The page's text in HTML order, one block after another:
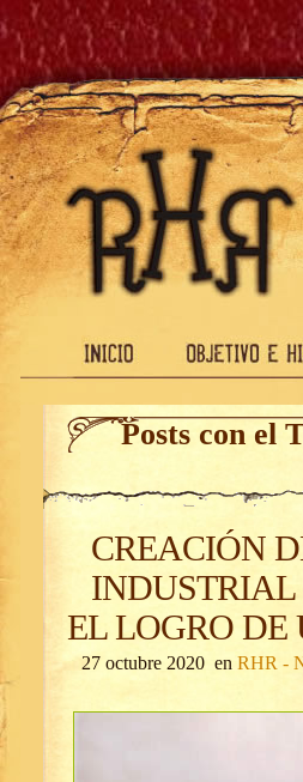
Posts con el
CREACIÓN
INDUSTRIAL
EL LOGRO
27 octubre 2020 en RHR -